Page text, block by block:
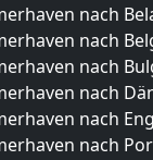
nach
nach
nach
nach
nach
nach